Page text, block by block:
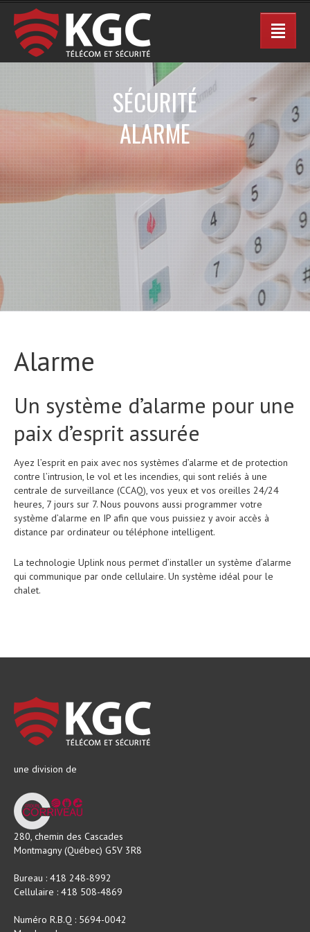
SÉCURITÉ
ALARME
Alarme
Un système d’alarme pour une
paix d’esprit assurée
Ayez l’esprit en paix avec nos systèmes d’alarme et de protection
contre l’intrusion, le vol et les incendies, qui sont reliés à une
centrale de surveillance (CCAQ), vos yeux et vos oreilles 24/24
heures, 7 jours sur 7. Nous pouvons aussi programmer votre
système d’alarme en IP afin que vous puissiez y avoir accès à
distance par ordinateur ou téléphone intelligent.
La technologie Uplink nous permet d’installer un système d’alarme
qui communique par onde cellulaire. Un système idéal pour le
chalet.
une division de
280, chemin des Cascades
Montmagny (Québec) G5V 3R8
Bureau : 418 248-8992
Cellulaire : 418 508-4869
Numéro R.B.Q : 5694-0042